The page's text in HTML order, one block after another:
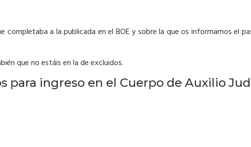
a la publicada en el BOE y sobre la que os informamos el
que no estáis en la de excluidos.
ingreso en el Cuerpo de Auxilio